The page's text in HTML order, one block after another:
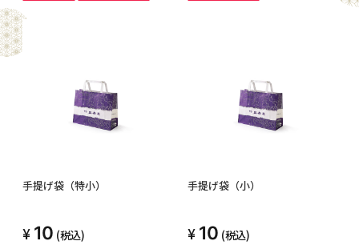
手提げ袋（特小）
10 (税込)
手提げ袋（小）
10 (税込)